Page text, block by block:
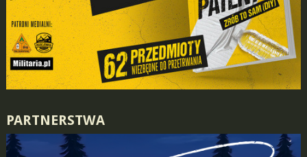
PARTNERSTWA